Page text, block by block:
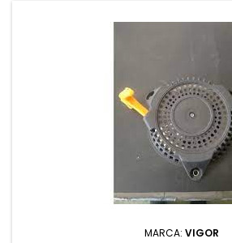
MARCA: VIGOR